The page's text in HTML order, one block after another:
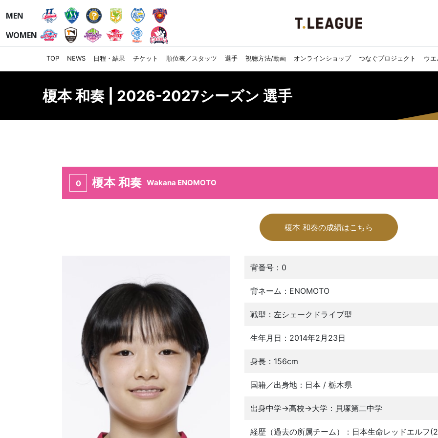
MEN
WOMEN
TOP NEWS 日程・結果 チケット 順位表／スタッツ 選手 視聴方法/動画 オンラインショップ つなぐプロジェクト ウ
榎本 和奏 | 2026-2027シーズン 選手
0 榎本 和奏 Wakana ENOMOTO
榎本 和奏の成績はこちら
背番号：0
背ネーム：ENOMOTO
戦型：左シェークドライブ型
生年月日：2014年2月23日
身長：156cm
国籍／出身地：日本 / 栃木県
出身中学→高校→大学：貝塚第二中学
経歴（過去の所属チーム）：日本生命レッドエルフ